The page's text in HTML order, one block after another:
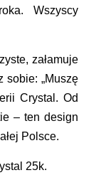
Wszyscy
załamuje
sobie: „Muszę
Crystal . Od
– ten design
Polsce.
25k.